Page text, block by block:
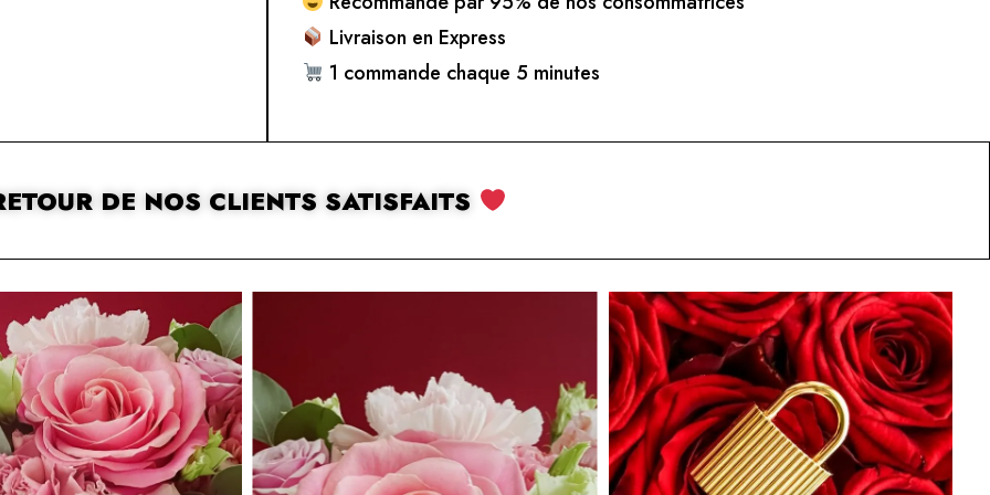
Livraison en Express
1 commande chaque 5 minutes
DE NOS CLIENTS SATISFAITS